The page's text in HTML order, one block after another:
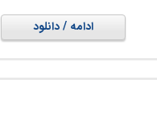
مربوط به اندازه فولدها و
فایل ها را نمایش دهد. علاوه بر این، Folder Size می تواند درباره پوشه ها
فایل، اندازه فایل/پوشه در مقیاس
است، شمارش فایل های درون یک
آخرین زمان اصلاح، آخرین زمان
و ... برای ما فراهم کند.
ادامه / دانلود